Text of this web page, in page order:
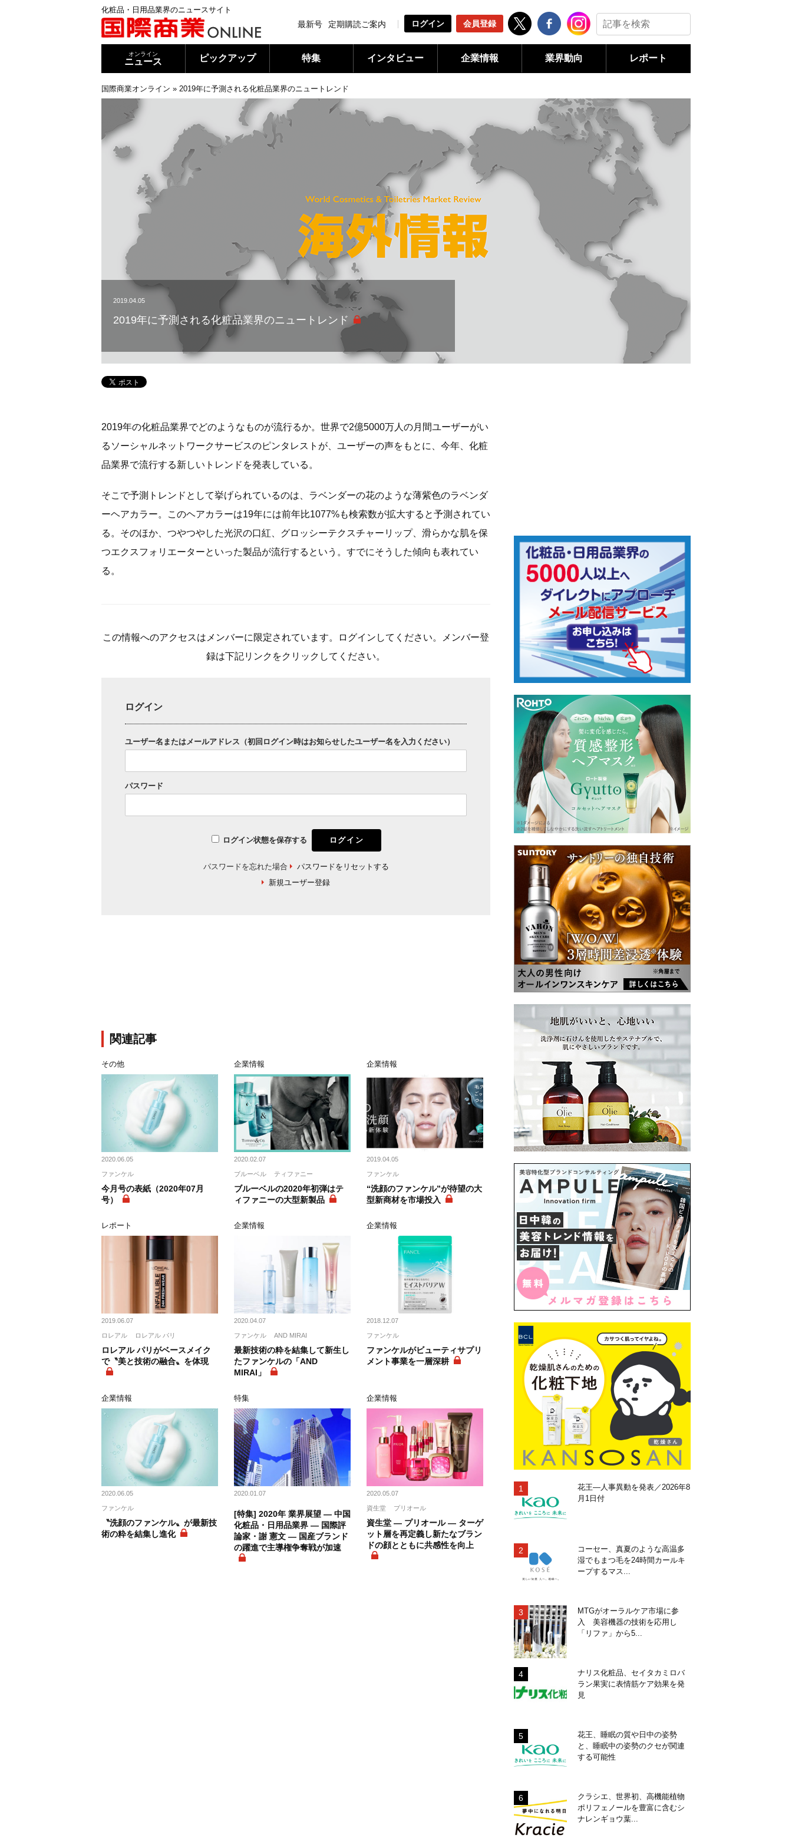
化粧品・日用品業界のニュースサイト
最新号 定期購読ご案内 ログイン 会員登録
オンライン
ニュース ピックアップ 特集 インタビュー 企業情報 業界動向 レポート
国際商業オンライン » 2019年に予測される化粧品業界のニュートレンド
2019.04.05
2019年に予測される化粧品業界のニュートレンド
2019年の化粧品業界でどのようなものが流行るか。世界で2億5000万人の月間ユーザーがい
るソーシャルネットワークサービスのピンタレストが、ユーザーの声をもとに、今年、化粧
品業界で流行する新しいトレンドを発表している。
そこで予測トレンドとして挙げられているのは、ラベンダーの花のような薄紫色のラベンダ
ーヘアカラー。このヘアカラーは19年には前年比1077%も検索数が拡大すると予測されてい
る。そのほか、つやつやした光沢の口紅、グロッシーテクスチャーリップ、滑らかな肌を保
つエクスフォリエーターといった製品が流行するという。すでにそうした傾向も表れてい
る。
この情報へのアクセスはメンバーに限定されています。ログインしてください。メンバー登
録は下記リンクをクリックしてください。
ログイン
ユーザー名またはメールアドレス（初回ログイン時はお知らせしたユーザー名を入力ください）
パスワード
ログイン状態を保存する
パスワードを忘れた場合
パスワードをリセットする
新規ユーザー登録
関連記事
その他
2020.06.05
ファンケル
今月号の表紙（2020年07月
号）
企業情報
2020.02.07
ブルーベル ティファニー
ブルーベルの2020年初弾はテ
ィファニーの大型新製品
企業情報
2019.04.05
ファンケル
“洗顔のファンケル”が待望の大
型新商材を市場投入
レポート
2019.06.07
ロレアル ロレアル パリ
ロレアル パリがベースメイク
で〝美と技術の融合〟を体現
企業情報
2020.04.07
ファンケル AND MIRAI
最新技術の粋を結集して新生し
たファンケルの「AND
MIRAI」
企業情報
2018.12.07
ファンケル
ファンケルがビューティサプリ
メント事業を一層深耕
企業情報
2020.06.05
ファンケル
〝洗顔のファンケル〟が最新技
術の粋を結集し進化
特集
2020.01.07
[特集] 2020年 業界展望 ― 中国
化粧品・日用品業界 ― 国際評
論家・謝 憲文 ― 国産ブランド
の躍進で主導権争奪戦が加速
企業情報
2020.05.07
資生堂 プリオール
資生堂 ― プリオール ― ターゲ
ット層を再定義し新たなブラン
ドの顔とともに共感性を向上
花王―人事異動を発表／2026年8
月1日付
コーセー、真夏のような高温多
湿でもまつ毛を24時間カールキ
ープするマス...
MTGがオーラルケア市場に参
入 美容機器の技術を応用し
「リファ」から5...
ナリス化粧品、セイタカミロバ
ラン果実に表情筋ケア効果を発
見
花王、睡眠の質や日中の姿勢
と、睡眠中の姿勢のクセが関連
する可能性
クラシエ、世界初、高機能植物
ポリフェノールを豊富に含むシ
ナレンギョウ葉...